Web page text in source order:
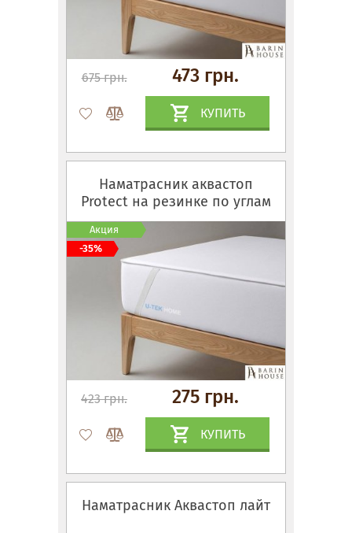
675 грн. 473 грн.
КУПИТЬ
Наматрасник аквастоп
Protect на резинке по углам
423 грн. 275 грн.
КУПИТЬ
Акция
-35%
Наматрасник Аквастоп лайт